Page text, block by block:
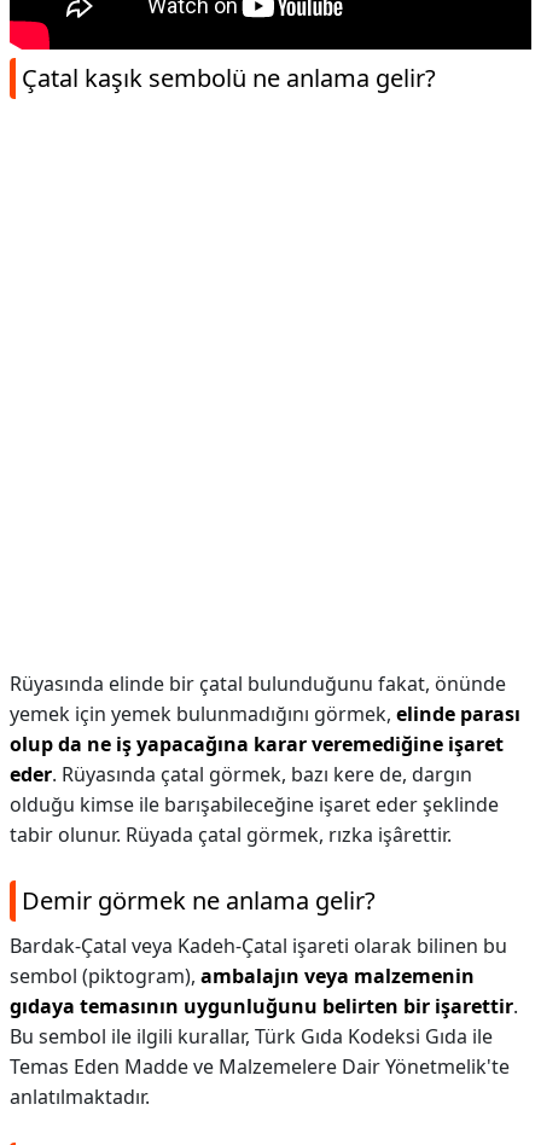
Çatal kaşık sembolü ne anlama gelir?
Rüyasında elinde bir çatal bulunduğunu fakat, önünde
yemek için yemek bulunmadığını görmek, elinde parası
olup da ne iş yapacağına karar veremediğine işaret
eder. Rüyasında çatal görmek, bazı kere de, dargın
olduğu kimse ile barışabileceğine işaret eder şeklinde
tabir olunur. Rüyada çatal görmek, rızka işârettir.
Demir görmek ne anlama gelir?
Bardak-Çatal veya Kadeh-Çatal işareti olarak bilinen bu
sembol (piktogram), ambalajın veya malzemenin
gıdaya temasının uygunluğunu belirten bir işarettir.
Bu sembol ile ilgili kurallar, Türk Gıda Kodeksi Gıda ile
Temas Eden Madde ve Malzemelere Dair Yönetmelik'te
anlatılmaktadır.